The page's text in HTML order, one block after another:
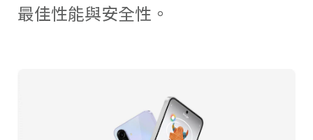
最佳性能與安全性。